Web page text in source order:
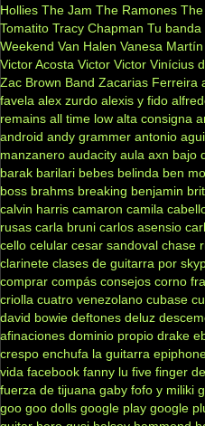
Hollies The Jam The Ramones
Tomatito Tracy Chapman Tu banda
Weekend Van Halen Vanesa Martín
Victor Acosta Victor Victor Vinícius
Zac Brown Band Zacarias Ferreira
favela alex zurdo alexis y fido
remains all time low alta consigna
android andy grammer antonio
manzanero audacity aula axn bajo
barak barilari bebes belinda ben
boss brahms breaking benjamin
calvin harris camaron camila
rusas carla bruni carlos asensio
cello celular cesar sandoval chase
clarinete clases de guitarra por
comprar compás consejos corno
criolla cuatro venezolano cubase
david bowie deftones deluz
afinaciones dominio propio drake
crespo enchufa la guitarra
vida facebook fanny lu five finger
fuerza de tijuana gaby fofo y miliki
goo goo dolls google play google